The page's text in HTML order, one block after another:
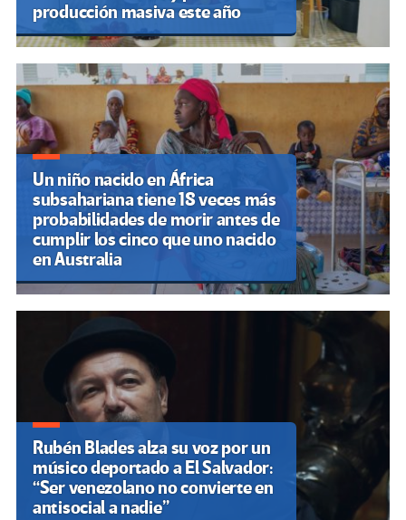
producción masiva este año
Un niño nacido en África
subsahariana tiene 18 veces más
probabilidades de morir antes de
cumplir los cinco que uno nacido
en Australia
Rubén Blades alza su voz por un
músico deportado a El Salvador:
“Ser venezolano no convierte en
antisocial a nadie”